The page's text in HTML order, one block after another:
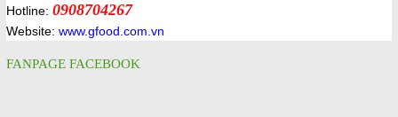
Hotline: 0908704267
Website: www.gfood.com.vn
FANPAGE FACEBOOK